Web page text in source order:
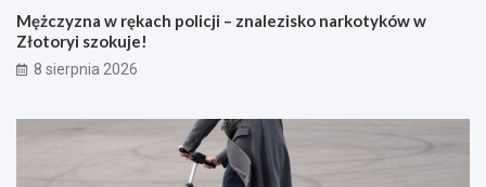
Mężczyzna w rękach policji – znalezisko narkotyków w
Złotoryi szokuje!
8 sierpnia 2026